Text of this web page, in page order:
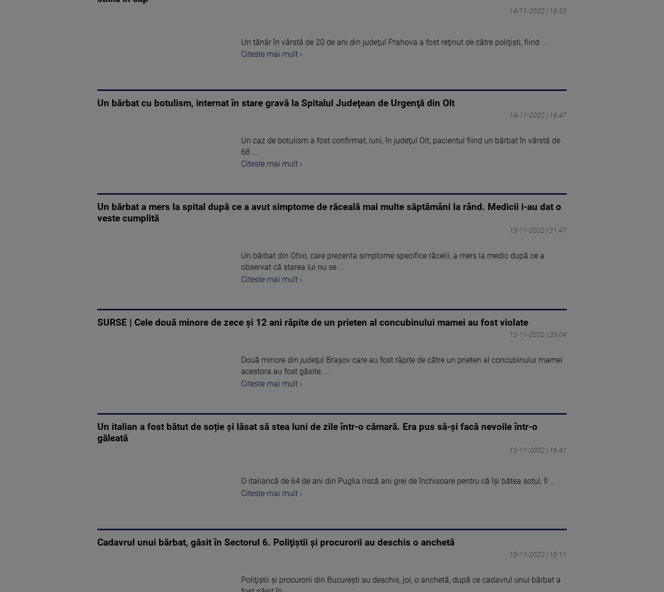
14-11-2022 | 16:55
Un tânăr în vârstă de 20 de ani din judeţul Prahova a fost reţinut de către poliţişti, fiind ...
Citeste mai mult ›
Un bărbat cu botulism, internat în stare gravă la Spitalul Judeţean de Urgenţă din Olt
14-11-2022 | 16:47
Un caz de botulism a fost confirmat, luni, în judeţul Olt, pacientul fiind un bărbat în vârstă de
68 ...
Citeste mai mult ›
Un bărbat a mers la spital după ce a avut simptome de răceală mai multe săptămâni la rând. Medicii i-au dat o
veste cumplită
13-11-2022 | 21:47
Un bărbat din Ohio, care prezenta simptome specifice răcelii, a mers la medic după ce a
observat că starea lui nu se ...
Citeste mai mult ›
SURSE | Cele două minore de zece și 12 ani răpite de un prieten al concubinului mamei au fost violate
12-11-2022 | 20:04
Două minore din judeţul Braşov care au fost răpite de către un prieten al concubinului mamei
acestora au fost găsite, ...
Citeste mai mult ›
Un italian a fost bătut de soție și lăsat să stea luni de zile într-o cămară. Era pus să-și facă nevoile într-o
găleată
12-11-2022 | 16:41
O italiancă de 64 de ani din Puglia riscă ani grei de închisoare pentru că își bătea soțul, îl ...
Citeste mai mult ›
Cadavrul unui bărbat, găsit în Sectorul 6. Poliţiştii şi procurorii au deschis o anchetă
10-11-2022 | 10:11
Poliţiştii şi procurorii din Bucureşti au deschis, joi, o anchetă, după ce cadavrul unui bărbat a